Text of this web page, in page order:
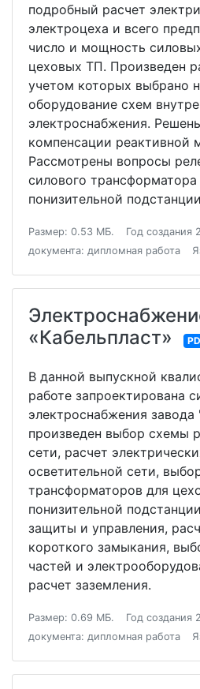
подробный расчет
электроцеха и всего
число и мощность
цеховых ТП. Произведен
учетом которых выбрано
оборудование схем
электроснабжения.
компенсации реактивной
Рассмотрены вопросы
силового трансформатора
понизительной
Размер: 0.53 МБ. Год создания
документа: дипломная работа
«Кабельпласт»
В данной выпускной
работе запроектирована
электроснабжения
произведен выбор схемы
сети, расчет
осветительной сети,
трансформаторов для
понизительной
защиты и управления,
короткого замыкания,
частей и
расчет заземления.
Размер: 0.69 МБ. Год создания
документа: дипломная работа